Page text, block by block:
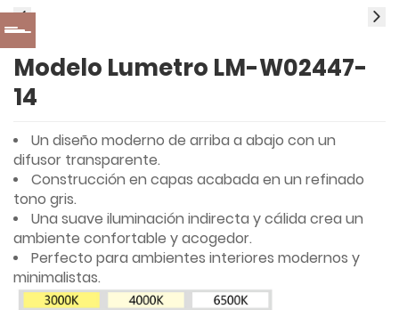
Modelo Lumetro LM-W02447-
14
Un diseño moderno de arriba a abajo con un
difusor transparente.
Construcción en capas acabada en un refinado
tono gris.
Una suave iluminación indirecta y cálida crea un
ambiente confortable y acogedor.
Perfecto para ambientes interiores modernos y
minimalistas.